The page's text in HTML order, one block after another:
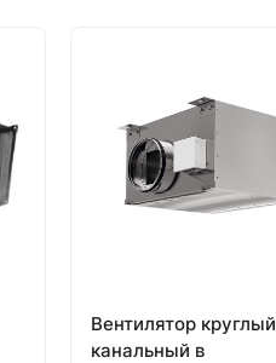
Вентилятор круглый
канальный в